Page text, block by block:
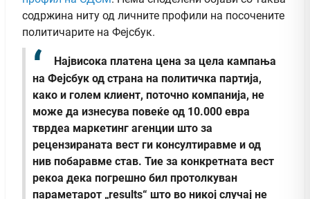
содржина ниту од личните профили на посочените
политичарите на Фејсбук.
Највисока платена цена за цела кампања
на Фејсбук од страна на политичка партија,
како и голем клиент, поточно компанија, не
може да изнесува повеќе од 10.000 евра
тврдеа маркетинг агенции што за
рецензираната вест ги консултиравме и од
нив побаравме став. Тие за конкретната вест
рекоа дека погрешно бил протолкуван
параметарот „results“ што во никој случај не